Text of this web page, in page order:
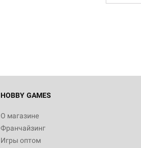
HOBBY GAMES
О магазине
Франчайзинг
Игры оптом
Белая смерть
12 990
Настольная игра Hobby World Берсерк.